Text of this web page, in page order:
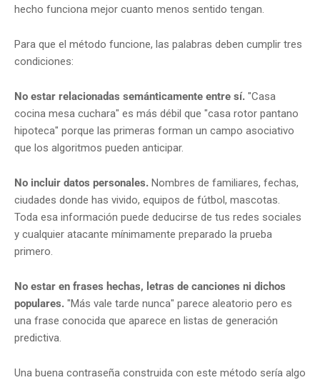
hecho funciona mejor cuanto menos sentido tengan.
Para que el método funcione, las palabras deben cumplir tres
condiciones:
No estar relacionadas semánticamente entre sí. "Casa
cocina mesa cuchara" es más débil que "casa rotor pantano
hipoteca" porque las primeras forman un campo asociativo
que los algoritmos pueden anticipar.
No incluir datos personales. Nombres de familiares, fechas,
ciudades donde has vivido, equipos de fútbol, mascotas.
Toda esa información puede deducirse de tus redes sociales
y cualquier atacante mínimamente preparado la prueba
primero.
No estar en frases hechas, letras de canciones ni dichos
populares. "Más vale tarde nunca" parece aleatorio pero es
una frase conocida que aparece en listas de generación
predictiva.
Una buena contraseña construida con este método sería algo